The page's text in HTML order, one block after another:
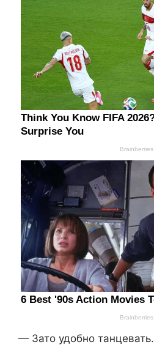
— Зато удобно танцевать.